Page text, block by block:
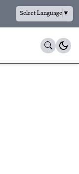
Select Language▼